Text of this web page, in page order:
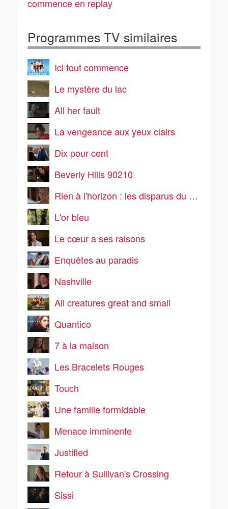
commence en replay
Programmes TV similaires
Ici tout commence
Le mystère du lac
All her fault
La vengeance aux yeux clairs
Dix pour cent
Beverly Hills 90210
Rien à l'horizon : les disparus du vol 281
L'or bleu
Le cœur a ses raisons
Enquêtes au paradis
Nashville
All creatures great and small
Quantico
7 à la maison
Les Bracelets Rouges
Touch
Une famille formidable
Menace imminente
Justified
Retour à Sullivan's Crossing
Sissi